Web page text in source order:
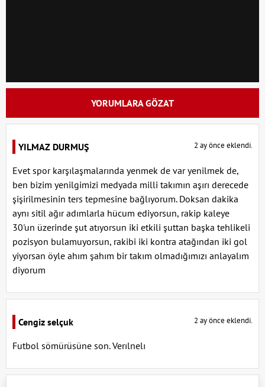
YORUMLARA GÖZAT
YILMAZ DURMUŞ 2 ay önce eklendi.
Evet spor karşılaşmalarında yenmek de var yenilmek de,
ben bizim yenilgimizi medyada milli takımın aşırı derecede
şişirilmesinin ters tepmesine bağlıyorum. Doksan dakika
aynı sitil ağır adımlarla hücum ediyorsun, rakip kaleye
30'un üzerinde şut atıyorsun iki etkili şuttan başka tehlikeli
pozisyon bulamuyorsun, rakibi iki kontra atağından iki gol
yiyorsan öyle ahım şahım bir takım olmadığımızı anlayalım
diyorum
Cengiz selçuk 2 ay önce eklendi.
Futbol sömürüsüne son. Verılnelı